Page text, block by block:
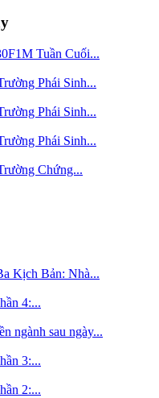
Tuần Cuối...
Phái Sinh...
Phái Sinh...
Phái Sinh...
Chứng...
Kịch Bản: Nhà...
4:...
ngành sau ngày...
3:...
2:...